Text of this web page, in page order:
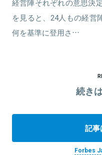
経営陣それぞれの意思決
を見ると、24人もの経営
何を基準に登用さ…
続き
記事
Forbes